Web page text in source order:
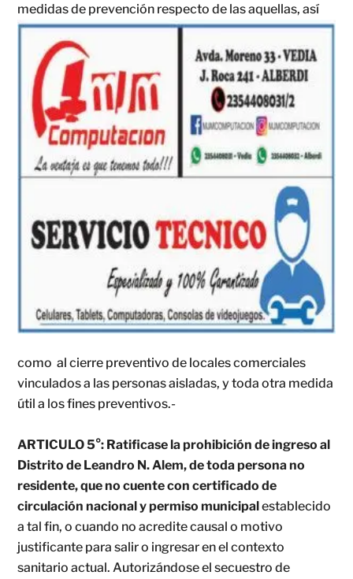
medidas de prevención respecto de las aquellas, así
como al cierre preventivo de locales comerciales
vinculados a las personas aisladas, y toda otra medida
útil a los fines preventivos.-
ARTICULO 5°: Ratificase la prohibición de ingreso al
Distrito de Leandro N. Alem, de toda persona no
residente, que no cuente con certificado de
circulación nacional y permiso municipalestablecido
a tal fin, o cuando no acredite causal o motivo
justificante para salir o ingresar en el contexto
sanitario actual. Autorizándose el secuestro de